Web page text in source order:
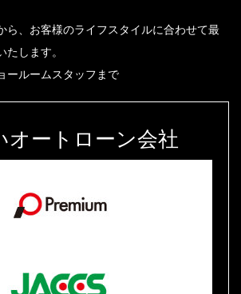
ら、お客様のライフスタイルに合わせて最
します。
ールームスタッフまで
オートローン会社